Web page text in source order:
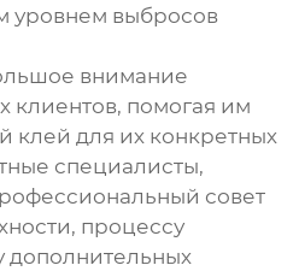
уровнем выбросов
внимание
клиентов, помогая им
клей для их конкретных
специалисты,
совет
процессу
дополнительных